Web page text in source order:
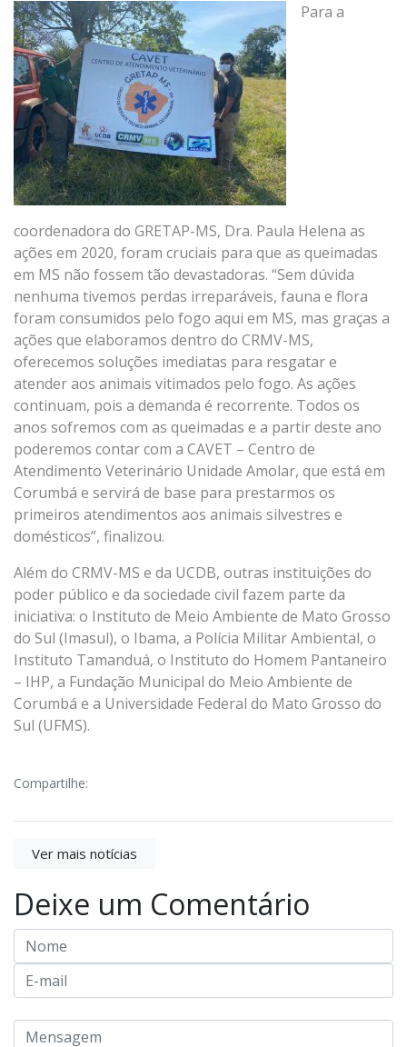
Para a
coordenadora do GRETAP-MS, Dra. Paula Helena as
ações em 2020, foram cruciais para que as queimadas
em MS não fossem tão devastadoras. “Sem dúvida
nenhuma tivemos perdas irreparáveis, fauna e flora
foram consumidos pelo fogo aqui em MS, mas graças a
ações que elaboramos dentro do CRMV-MS,
oferecemos soluções imediatas para resgatar e
atender aos animais vitimados pelo fogo. As ações
continuam, pois a demanda é recorrente. Todos os
anos sofremos com as queimadas e a partir deste ano
poderemos contar com a CAVET – Centro de
Atendimento Veterinário Unidade Amolar, que está em
Corumbá e servirá de base para prestarmos os
primeiros atendimentos aos animais silvestres e
domésticos”, finalizou.
Além do CRMV-MS e da UCDB, outras instituições do
poder público e da sociedade civil fazem parte da
iniciativa: o Instituto de Meio Ambiente de Mato Grosso
do Sul (Imasul), o Ibama, a Polícia Militar Ambiental, o
Instituto Tamanduá, o Instituto do Homem Pantaneiro
– IHP, a Fundação Municipal do Meio Ambiente de
Corumbá e a Universidade Federal do Mato Grosso do
Sul (UFMS).
Compartilhe:
Ver mais notícias
Deixe um Comentário